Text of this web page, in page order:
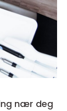
nær deg